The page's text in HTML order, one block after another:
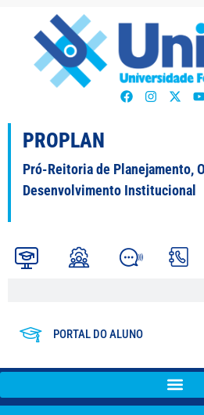
PROPLAN
Pró-Reitoria de Planejamento,
Desenvolvimento Institucional
PORTAL DO ALUNO